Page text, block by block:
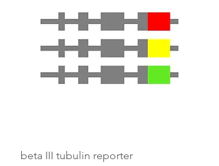
beta III tubulin reporter